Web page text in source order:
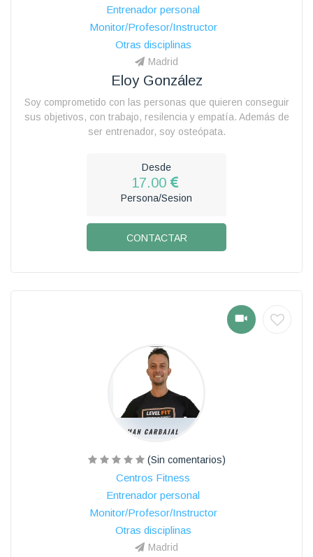
Entrenador personal
Monitor/Profesor/Instructor
Otras disciplinas
Madrid
Eloy González
Soy comprometido con las personas que quieren conseguir
sus objetivos, con trabajo, resilencia y empatía. Además de
ser entrenador, soy osteópata.
Desde
17.00
Persona/Sesion
CONTACTAR
(Sin comentarios)
Centros Fitness
Entrenador personal
Monitor/Profesor/Instructor
Otras disciplinas
Madrid